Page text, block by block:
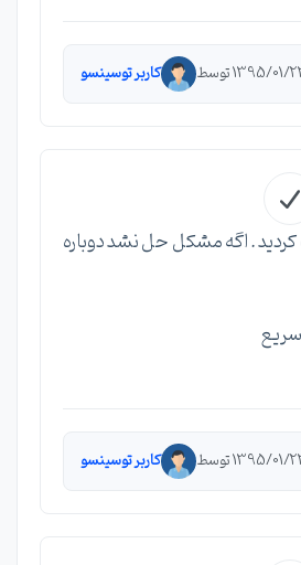
کاربر توسینسو
. اگه مشکل حل نشد دوباره
سریع
کاربر توسینسو